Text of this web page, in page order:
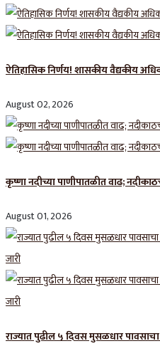
ऐतिहासिक निर्णय! शासकीय वैद्यकीय
August 02, 2026
कृष्णा नदीच्या पाणीपातळीत वाढ;
August 01, 2026
राज्यात पुढील ५ दिवस मुसळधार